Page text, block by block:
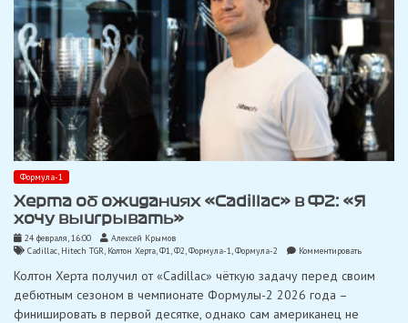
Формула-1
Херта об ожиданиях «Cadillac» в Ф2: «Я
хочу выигрывать»
24 февраля, 16:00
Алексей Крымов
Cadillac, Hitech TGR, Колтон Херта,Ф1,Ф2,Формула-1,Формула-2 Комментироватьon
об
Колтон Херта получил от «Cadillac» чёткую задачу перед своим
дебютным сезоном в чемпионате Формулы-2 2026 года –
финишировать в первой десятке, однако сам американец не